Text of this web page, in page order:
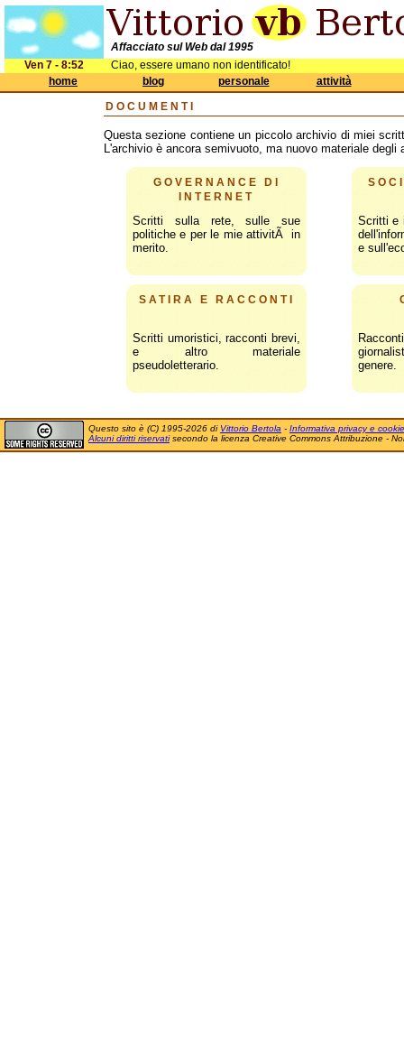
Affacciato sul Web dal 1995
Ven 7 - 8:52
Ciao, essere umano non identificato!
home
blog personale
attività
DOCUMENTI
Questa sezione contiene un piccolo archivio di miei
L'archivio è ancora semivuoto, ma nuovo materiale
GOVERNANCE DI
INTERNET
Scritti sulla rete, sulle sue
politiche e per le mie attivitÃ in
merito.
Scritti e
e
SATIRA E RACCONTI
Scritti umoristici, racconti brevi,
e altro materiale
pseudoletterario.
genere.
Questo sito è (C) 1995-2026 di Vittorio Bertola - Informativa privacy e cookie
Alcuni diritti riservatisecondo la licenza Creative Commons Attribuzione -